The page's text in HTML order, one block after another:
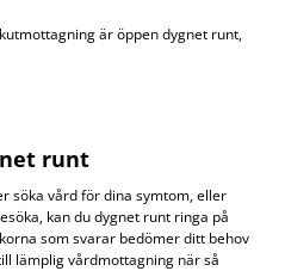
är öppen dygnet runt,
runt
söka vård för dina symtom, eller
kan du dygnet runt ringa på
som svarar bedömer ditt behov
lämplig vårdmottagning när så